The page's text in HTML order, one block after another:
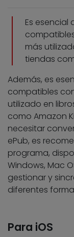
Es esencial
más
tiendas
Además, es
compatibles
utilizado en
como Amazon
necesitar
ePub, es
programa,
Windows, Mac
gestionar y
diferentes
Para iOS